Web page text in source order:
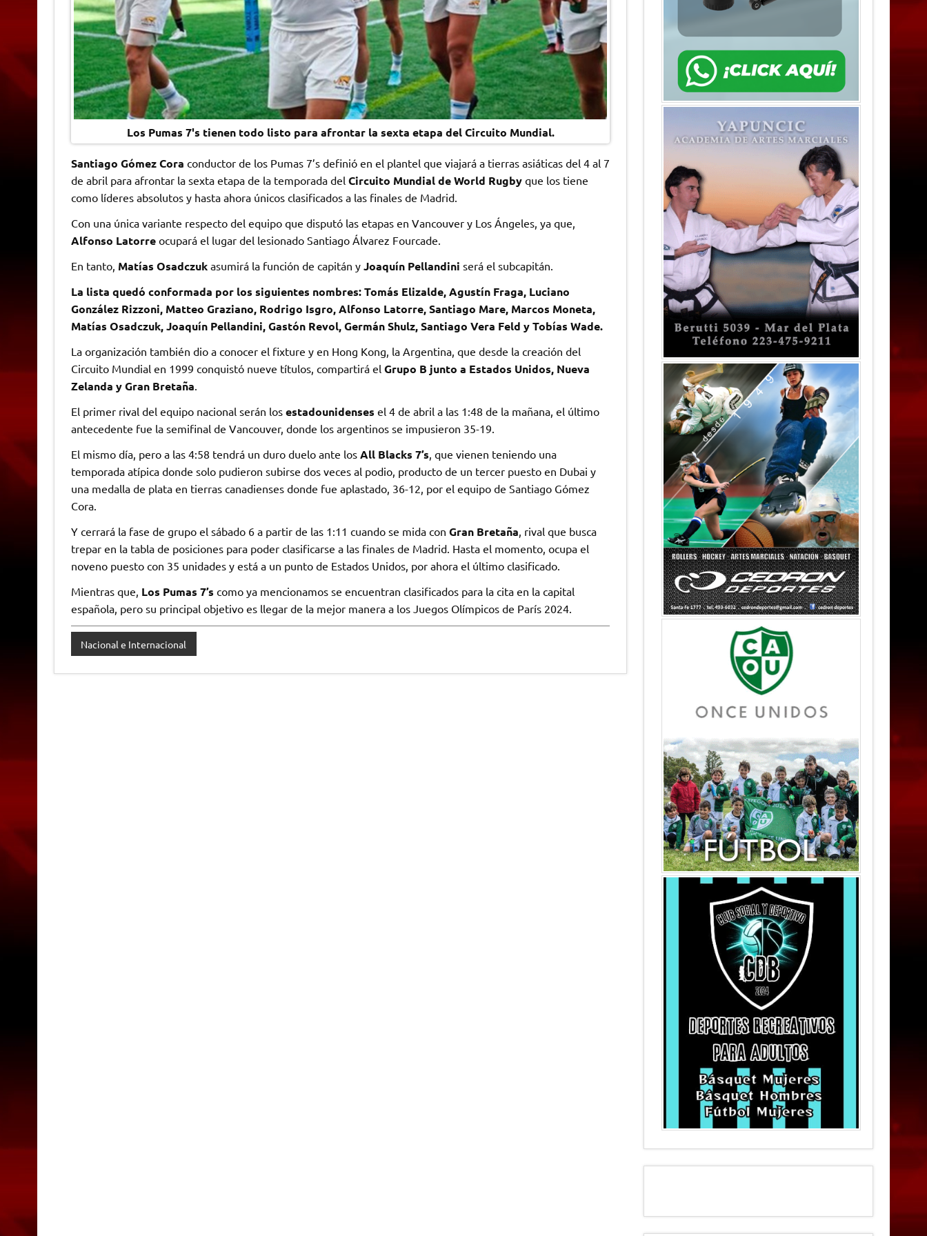
Los Pumas 7's tienen todo listo para afrontar la sexta etapa del Circuito Mundial.
Santiago Gómez Cora conductor de los Pumas 7’s definió en el plantel que viajará a tierras asiáticas del 4 al 7
de abril para afrontar la sexta etapa de la temporada del Circuito Mundial de World Rugbyque los tiene
como líderes absolutos y hasta ahora únicos clasificados a las finales de Madrid.
Con una única variante respecto del equipo que disputó las etapas en Vancouver y Los Ángeles, ya que,
Alfonso Latorreocupará el lugar del lesionado Santiago Álvarez Fourcade.
En tanto, Matías Osadczukasumirá la función de capitán y Joaquín Pellandini será el subcapitán.
La lista quedó conformada por los siguientes nombres: Tomás Elizalde, Agustín Fraga, Luciano
González Rizzoni, Matteo Graziano, Rodrigo Isgro, Alfonso Latorre, Santiago Mare, Marcos Moneta,
Matías Osadczuk, Joaquín Pellandini, Gastón Revol, Germán Shulz, Santiago Vera Feld y Tobías Wade.
La organización también dio a conocer el fixture y en Hong Kong, la Argentina, que desde la creación del
Circuito Mundial en 1999 conquistó nueve títulos, compartirá el Grupo B junto a Estados Unidos, Nueva
Zelanda y Gran Bretaña
El primer rival del equipo nacional serán los estadounidenses el 4 de abril a las 1:48 de la mañana, el último
antecedente fue la semifinal de Vancouver, donde los argentinos se impusieron 35-19.
El mismo día, pero a las 4:58 tendrá un duro duelo ante los All Blacks 7’s , que vienen teniendo una
temporada atípica donde solo pudieron subirse dos veces al podio, producto de un tercer puesto en Dubai y
una medalla de plata en tierras canadienses donde fue aplastado, 36-12, por el equipo de Santiago Gómez
Cora.
Y cerrará la fase de grupo el sábado 6 a partir de las 1:11 cuando se mida con Gran Bretaña , rival que busca
trepar en la tabla de posiciones para poder clasificarse a las finales de Madrid. Hasta el momento, ocupa el
noveno puesto con 35 unidades y está a un punto de Estados Unidos, por ahora el último clasificado.
Mientras que, Los Pumas 7’s como ya mencionamos se encuentran clasificados para la cita en la capital
española, pero su principal objetivo es llegar de la mejor manera a los Juegos Olímpicos de París 2024.
Nacional e Internacional